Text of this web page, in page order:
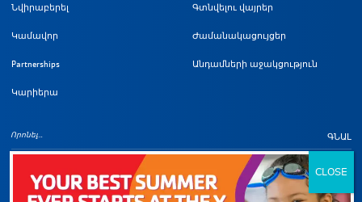
Նվիրաբերել
Կամավոր
Partnerships
Կարիերա
Գտնվելու վայրեր
Ժամանակացույցեր
Անդամների աջակցություն
ԳՆԱԼ